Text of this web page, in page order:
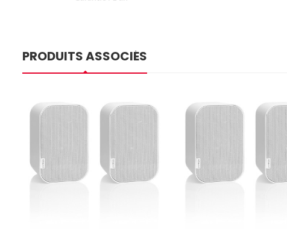
PRODUITS ASSOCIÉS